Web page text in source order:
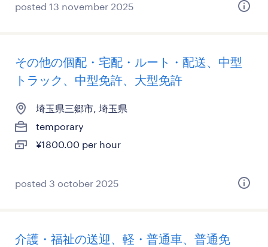
posted 13 november 2025
その他の個配・宅配・ルート・配送、中型
トラック、中型免許、大型免許
埼玉県三郷市, 埼玉県
temporary
¥1800.00 per hour
posted 3 october 2025
介護・福祉の送迎、軽・普通車、普通免